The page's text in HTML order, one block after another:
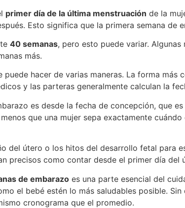
primer día de la última menstruación de la
Esto significa que la primera semana de
40 semanas, pero esto puede variar.
más.
puede hacer de varias maneras. La forma
y las parteras generalmente calculan la
es desde la fecha de concepción, que
que una mujer sepa exactamente
del útero o los hitos del desarrollo fetal para
precisos como contar desde el primer día del
de embarazo es una parte esencial del
el bebé estén lo más saludables posible.
cronograma que el promedio.